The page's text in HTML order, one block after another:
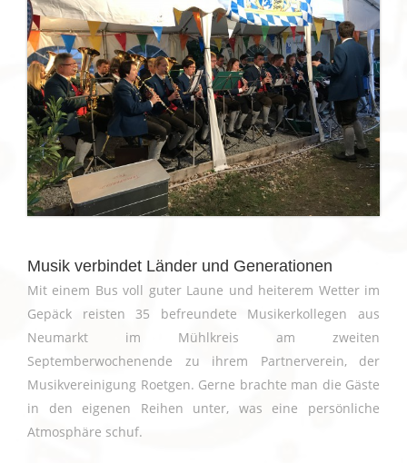
Musik verbindet Länder und Generationen
Mit einem Bus voll guter Laune und heiterem Wetter im
Gepäck reisten 35 befreundete Musikerkollegen aus
Neumarkt im Mühlkreis am zweiten
Septemberwochenende zu ihrem Partnerverein, der
Musikvereinigung Roetgen. Gerne brachte man die Gäste
in den eigenen Reihen unter, was eine persönliche
Atmosphäre schuf.